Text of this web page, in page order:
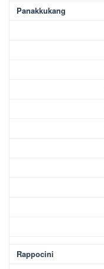
Panakkukang
Rappocini